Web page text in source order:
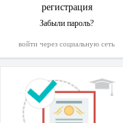
регистрация
Забыли пароль?
войти через социальную сеть